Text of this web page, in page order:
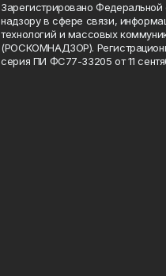
Зарегистрировано
надзору в сфере связи,
технологий и массовых
(РОСКОМНАДЗОР).
серия ПИ ФС77-33205 от 11